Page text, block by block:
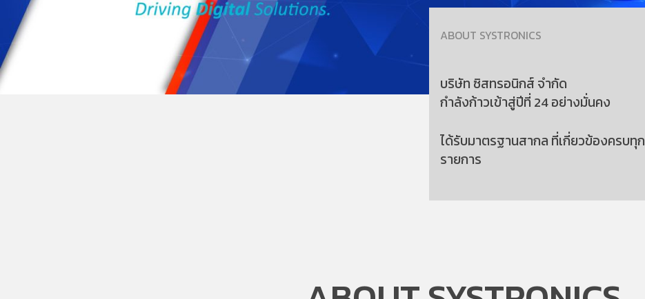
ABOUT SYSTRONICS
บริษัท ซิสทรอนิกส์ จำกัด
กำลังก้าวเข้าสู่ปีที่ 24 อย่างมั่นคง
ได้รับมาตรฐานสากล ที่เกี่ยวข้องครบทุก
รายการ